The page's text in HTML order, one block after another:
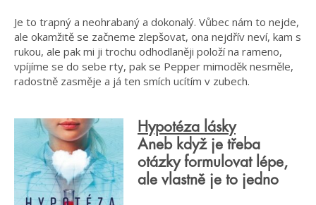
Je to trapný a neohrabaný a dokonalý. Vůbec nám to nejde,
ale okamžitě se začneme zlepšovat, ona nejdřív neví, kam s
rukou, ale pak mi ji trochu odhodlaněji položí na rameno,
vpíjíme se do sebe rty, pak se Pepper mimoděk nesměle,
radostně zasměje a já ten smích ucítím v zubech.
Hypotéza lásky
Aneb když je třeba
otázky formulovat lépe,
ale vlastně je to jedno